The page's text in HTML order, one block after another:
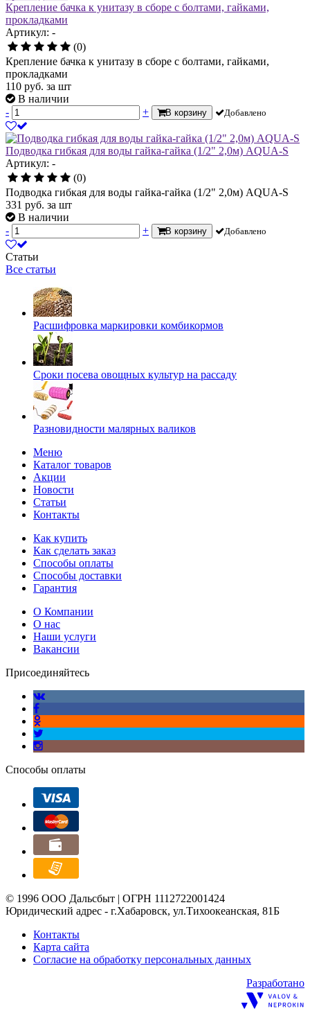
Крепление бачка к унитазу в сборе с болтами, гайками,
прокладками
Артикул: -
(0)
Крепление бачка к унитазу в сборе с болтами, гайками,
прокладками
110 руб. за шт
В наличии
-
+ В корзину Добавлено
Подводка гибкая для воды гайка-гайка (1/2" 2,0м) AQUA-S
Артикул: -
(0)
Подводка гибкая для воды гайка-гайка (1/2" 2,0м) AQUA-S
331 руб. за шт
В наличии
-
+ В корзину Добавлено
Статьи
Все статьи
Расшифровка маркировки комбикормов
Сроки посева овощных культур на рассаду
Разновидности малярных валиков
Меню
Каталог товаров
Акции
Новости
Статьи
Контакты
Как купить
Как сделать заказ
Способы оплаты
Способы доставки
Гарантия
О Компании
О нас
Наши услуги
Вакансии
Присоединяйтесь
Способы оплаты
© 1996 ООО Дальсбыт | ОГРН 1112722001424
Юридический адрес - г.Хабаровск, ул.Тихоокеанская, 81Б
Контакты
Карта сайта
Согласие на обработку персональных данных
Разработано